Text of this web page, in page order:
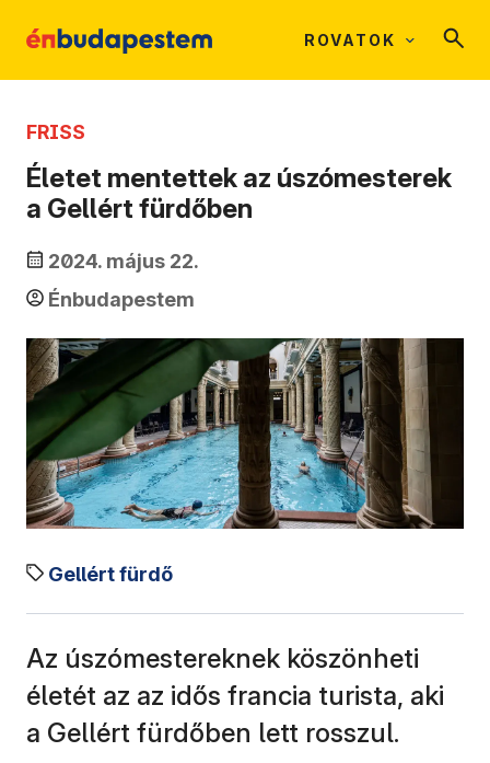
ROVATOK
FRISS
Életet mentettek az úszómesterek
a Gellért fürdőben
2024. május 22.
Énbudapestem
Gellért fürdő
Az úszómestereknek köszönheti
életét az az idős francia turista, aki
a Gellért fürdőben lett rosszul.